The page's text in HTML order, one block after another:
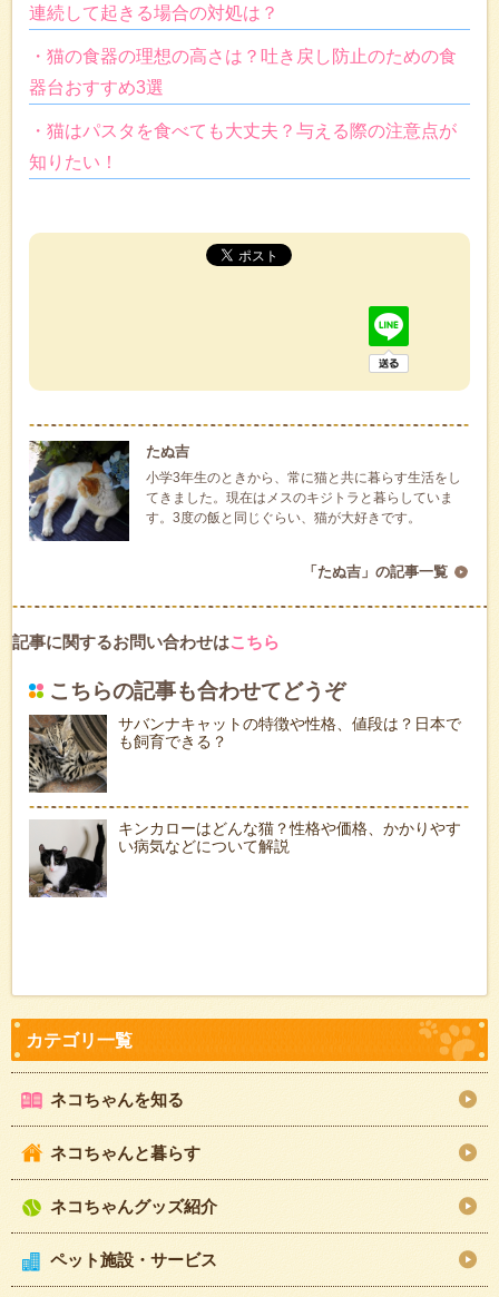
連続して起きる場合の対処は？
・猫の食器の理想の高さは？吐き戻し防止のための食
器台おすすめ3選
・猫はパスタを食べても大丈夫？与える際の注意点が
知りたい！
たぬ吉
小学3年生のときから、常に猫と共に暮らす生活をし
てきました。現在はメスのキジトラと暮らしていま
す。3度の飯と同じぐらい、猫が大好きです。
「たぬ吉」の記事一覧
記事に関するお問い合わせはこちら
こちらの記事も合わせてどうぞ
サバンナキャットの特徴や性格、値段は？日本で
も飼育できる？
キンカローはどんな猫？性格や価格、かかりやす
い病気などについて解説
ネコちゃんを知る
ネコちゃんと暮らす
ネコちゃんグッズ紹介
ペット施設・サービス